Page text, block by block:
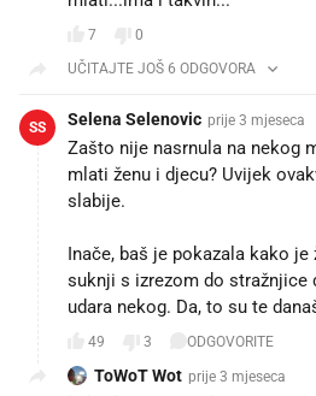
7
0
UČITAJTE JOŠ 6 ODGOVORA
SS Selena Selenovic prije 3 mjeseca
Zašto nije nasrnula na nekog
mlati ženu i djecu? Uvijek
slabije.
Inače, baš je pokazala kako
suknji s izrezom do
udara nekog. Da, to su te
49 3 ODGOVORITE
ToWoT Wot prije 3 mjeseca